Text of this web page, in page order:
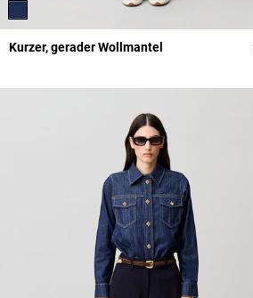
Kurzer, gerader Wollmantel